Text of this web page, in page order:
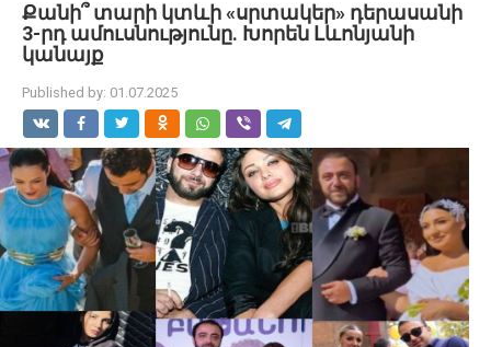
Քանի՞ տարի կտևի «սրտակեր» դերասանի
3-րդ ամուսնությունը. Խորեն Լևոնյանի
կանայք
Published by: 01.07.2025